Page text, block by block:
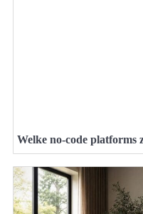
Welke no-code platforms